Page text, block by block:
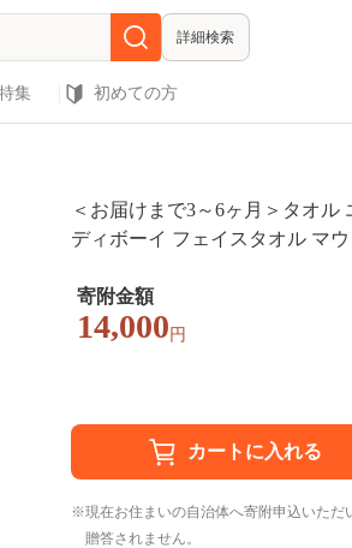
詳細検索
集 初めての方
＜お届けまで3～6ヶ月＞タオル
ディボーイ フェイスタオル マ
スーパーZERO 吸水速乾 送料無
阜県 安八町
寄附金額
14,000 円
現在お住まいの自治体へ寄附申込いただ
贈答されません。